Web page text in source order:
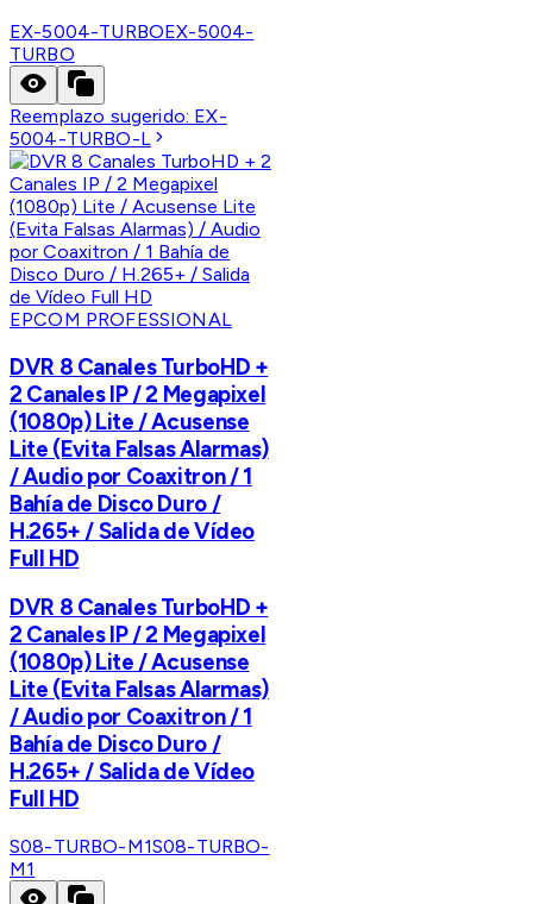
EX-5004-TURBOEX-5004-
TURBO
Reemplazo sugerido: EX-
5004-TURBO-L
EPCOM PROFESSIONAL
DVR 8 Canales TurboHD +
2 Canales IP / 2 Megapixel
(1080p) Lite / Acusense
Lite (Evita Falsas Alarmas)
/ Audio por Coaxitron / 1
Bahía de Disco Duro /
H.265+ / Salida de Vídeo
Full HD
DVR 8 Canales TurboHD +
2 Canales IP / 2 Megapixel
(1080p) Lite / Acusense
Lite (Evita Falsas Alarmas)
/ Audio por Coaxitron / 1
Bahía de Disco Duro /
H.265+ / Salida de Vídeo
Full HD
S08-TURBO-M1S08-TURBO-
M1